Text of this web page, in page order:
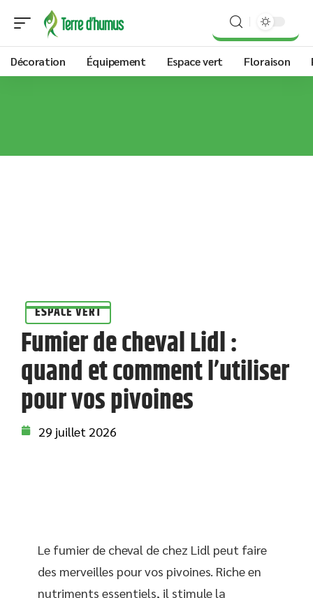
Décoration Équipement Espace vert Floraison
ESPACE VERT
Fumier de cheval Lidl :
quand et comment l’utiliser
pour vos pivoines
29 juillet 2026
Le fumier de cheval de chez Lidl peut faire
des merveilles pour vos pivoines. Riche en
nutriments essentiels, il stimule la